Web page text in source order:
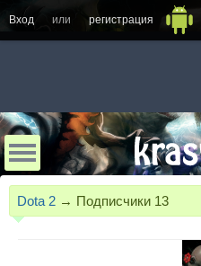
Вход или регистрация
Dota 2 → Подписчики 13